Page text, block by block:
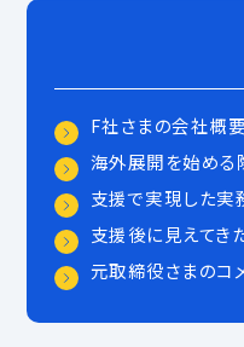
F社さまの会社概
海外展開を始める
支援で実現した実
支援後に見えてき
元取締役さまのコ